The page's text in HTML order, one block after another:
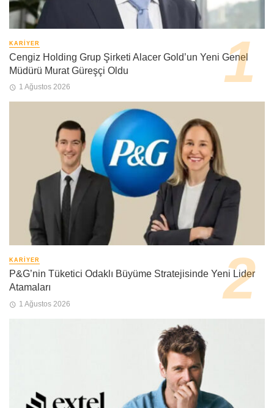
KARIYER
Cengiz Holding Grup Şirketi Alacer Gold’un Yeni Genel
Müdürü Murat Güreşçi Oldu
1 Ağustos 2026
KARIYER
P&G’nin Tüketici Odaklı Büyüme Stratejisinde Yeni Lider
Atamaları
1 Ağustos 2026